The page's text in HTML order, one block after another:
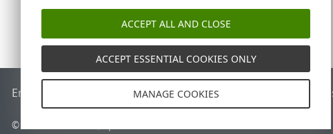
End of Life Base de connaissances ESETForum ESET ESET
© 1992 - 2026 ESET, spol. s r.o. - Tous droits réservés.
ACCEPT ALL AND CLOSE
ACCEPT ESSENTIAL COOKIES ONLY
MANAGE COOKIES